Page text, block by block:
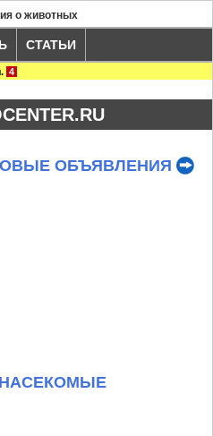
о животных
СТАТЬИ
4
ОБЪЯВЛЕНИЯ